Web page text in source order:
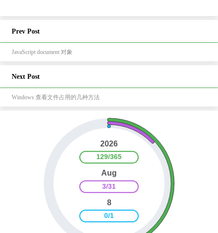
Prev Post
JavaScript document 对象
Next Post
Windows 查看文件占用的几种方法